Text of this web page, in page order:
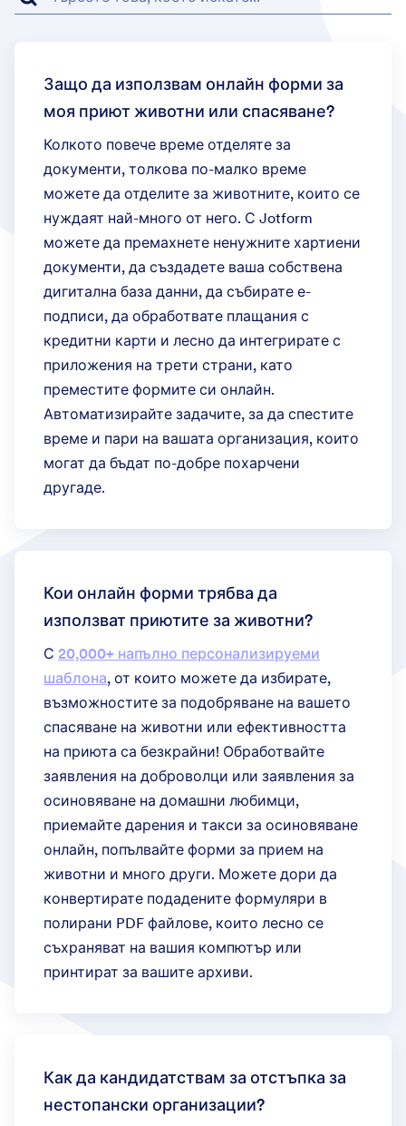
Защо да използвам онлайн форми за
моя приют животни или спасяване?
Колкото повече време отделяте за
документи, толкова по-малко време
можете да отделите за животните, които се
нуждаят най-много от него. С Jotform
можете да премахнете ненужните хартиени
документи, да създадете ваша собствена
дигитална база данни, да събирате е-
подписи, да обработвате плащания с
кредитни карти и лесно да интегрирате с
приложения на трети страни, като
преместите формите си онлайн.
Автоматизирайте задачите, за да спестите
време и пари на вашата организация, които
могат да бъдат по-добре похарчени
другаде.
Кои онлайн форми трябва да
използват приютите за животни?
С 20,000+ напълно персонализируеми
шаблона, от които можете да избирате,
възможностите за подобряване на вашето
спасяване на животни или ефективността
на приюта са безкрайни! Обработвайте
заявления на доброволци или заявления за
осиновяване на домашни любимци,
приемайте дарения и такси за осиновяване
онлайн, попълвайте форми за прием на
животни и много други. Можете дори да
конвертирате подадените формуляри в
полирани PDF файлове, които лесно се
съхраняват на вашия компютър или
принтират за вашите архиви.
Как да кандидатствам за отстъпка за
нестопански организации?